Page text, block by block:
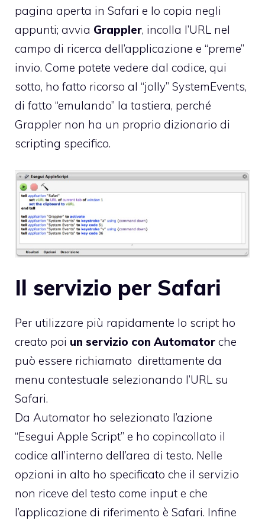
pagina aperta in Safari e lo copia negli
appunti; avvia Grappler, incolla l’URL nel
campo di ricerca dell’applicazione e “preme”
invio. Come potete vedere dal codice, qui
sotto, ho fatto ricorso al “jolly” SystemEvents,
di fatto “emulando” la tastiera, perché
Grappler non ha un proprio dizionario di
scripting specifico.
Il servizio per Safari
Per utilizzare più rapidamente lo script ho
creato poi un servizio con Automator che
può essere richiamato direttamente da
menu contestuale selezionando l’URL su
Safari.
Da Automator ho selezionato l’azione
“Esegui Apple Script” e ho copincollato il
codice all’interno dell’area di testo. Nelle
opzioni in alto ho specificato che il servizio
non riceve del testo come input e che
l’applicazione di riferimento è Safari. Infine